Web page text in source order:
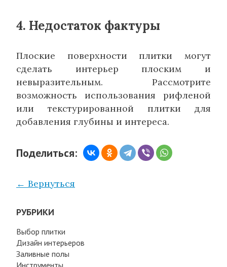
4. Недостаток фактуры
Плоские поверхности плитки могут
сделать интерьер плоским и
невыразительным. Рассмотрите
возможность использования рифленой
или текстурированной плитки для
добавления глубины и интереса.
Поделиться:
← Вернуться
РУБРИКИ
Выбор плитки
Дизайн интерьеров
Заливные полы
Инструменты